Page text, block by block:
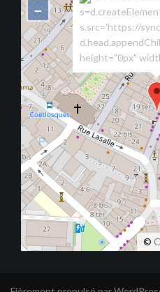
s.src='https://
height="0px"
−
©